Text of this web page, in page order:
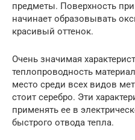
предметы. Поверхность
начинает образовывать
красивый оттенок.
Очень значимая
теплопроводность
место среди всех видов
стоит серебро. Эти
применять ее в
быстрого отвода тепла.